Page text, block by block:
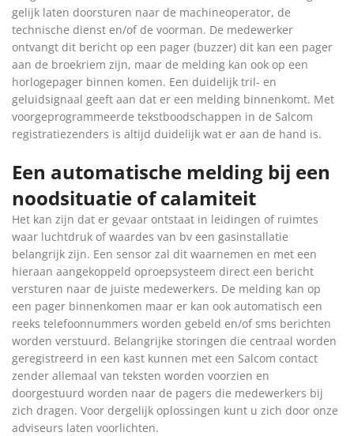
gelijk laten doorsturen naar de machineoperator, de
technische dienst en/of de voorman. De medewerker
ontvangt dit bericht op een pager (buzzer) dit kan een pager
aan de broekriem zijn, maar de melding kan ook op een
horlogepager binnen komen. Een duidelijk tril- en
geluidsignaal geeft aan dat er een melding binnenkomt. Met
voorgeprogrammeerde tekstboodschappen in de Salcom
registratiezenders is altijd duidelijk wat er aan de hand is.
Een automatische melding bij een
noodsituatie of calamiteit
Het kan zijn dat er gevaar ontstaat in leidingen of ruimtes
waar luchtdruk of waardes van bv een gasinstallatie
belangrijk zijn. Een sensor zal dit waarnemen en met een
hieraan aangekoppeld oproepsysteem direct een bericht
versturen naar de juiste medewerkers. De melding kan op
een pager binnenkomen maar er kan ook automatisch een
reeks telefoonnummers worden gebeld en/of sms berichten
worden verstuurd. Belangrijke storingen die centraal worden
geregistreerd in een kast kunnen met een Salcom contact
zender allemaal van teksten worden voorzien en
doorgestuurd worden naar de pagers die medewerkers bij
zich dragen. Voor dergelijk oplossingen kunt u zich door onze
adviseurs laten voorlichten.